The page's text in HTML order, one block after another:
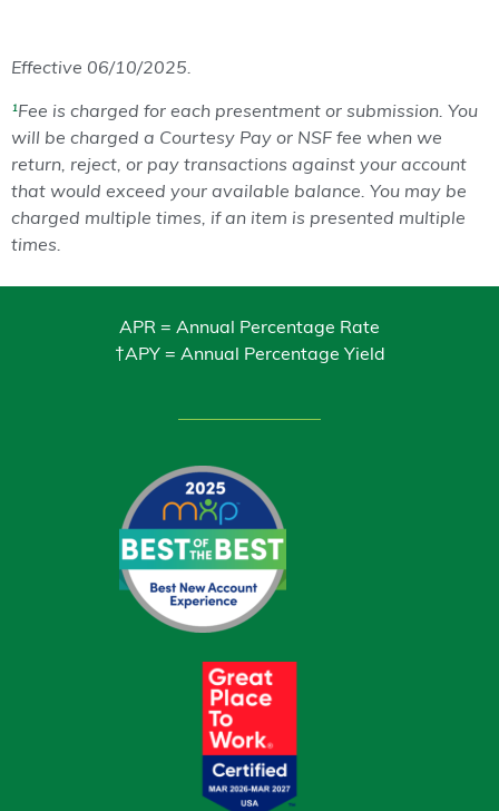
Effective 06/10/2025.
¹Fee is charged for each presentment or submission. You
will be charged a Courtesy Pay or NSF fee when we
return, reject, or pay transactions against your account
that would exceed your available balance. You may be
charged multiple times, if an item is presented multiple
times.
APR = Annual Percentage Rate
†APY = Annual Percentage Yield